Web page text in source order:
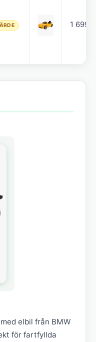
1 699
elbil från BMW
för fartfyllda